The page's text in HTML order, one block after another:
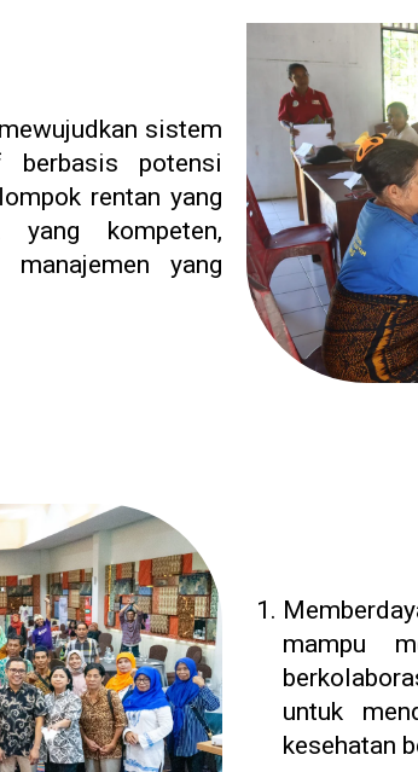
sistem
berbasis potensi
rentan yang
yang kompeten,
yang
mampu
untuk
kesehatan